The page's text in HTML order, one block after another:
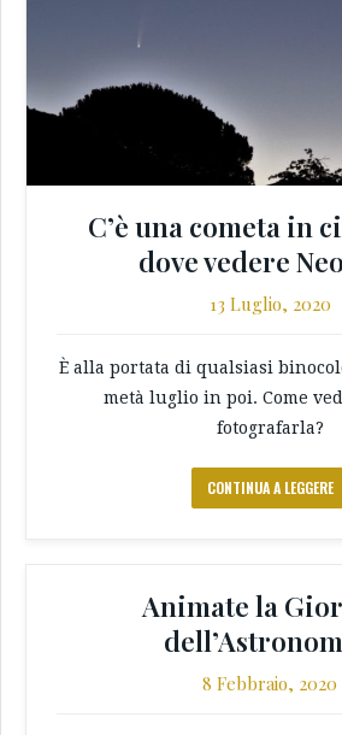
C’è una cometa in
dove vedere
13 Luglio, 2020
È alla portata di qualsiasi
metà luglio in poi. Come
fotografarla?
CONTINUA A LEGGERE
Animate la
8 Febbraio, 2020